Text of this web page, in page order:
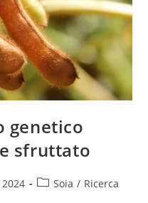
genetico
sfruttato
Soia / Ricerca